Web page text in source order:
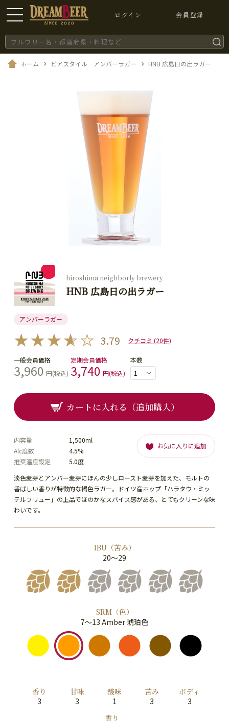
ログイン 会員登録
ホーム ビアスタイル アンバーラガー HNB 広島日の出ラガー
hiroshima neighborly brewery
HNB 広島日の出ラガー
アンバーラガー
3.79 クチコミ (20件)
淡色麦芽とアンバー麦芽にほんの少しロースト麦芽を加えた、モルトの
香ばしい香りが特徴的な褐色ラガー。ドイツ産ホップ「ハラタウ・ミッ
テルフリュー」の上品でほのかなスパイス感がある、とてもクリーンな味
わいです。
一般会員価格
3,960 円(税込)
定期会員価格
3,740 円(税込)
本数
内容量
1,500ml
Alc度数
4.5%
推奨温度設定
5.0度
お気に入りに追加
カートに入れる（追加購入）
IBU（苦み）
20～29
SRM（色）
7～13 Amber 琥珀色
香り
3
甘味
3
酸味
1
苦み
3
ボディ
3